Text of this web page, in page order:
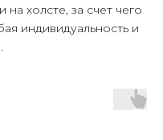
холсте, за счет чего
индивидуальность и